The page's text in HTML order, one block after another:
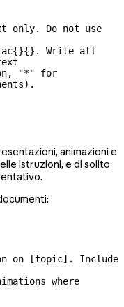
only. Do not use
Write all
"*" for
animazioni e
istruzioni, e di solito
on [topic]. Include
where